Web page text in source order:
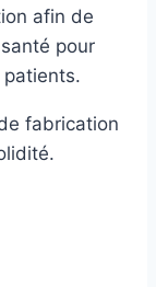
afin de
pour
patients.
fabrication